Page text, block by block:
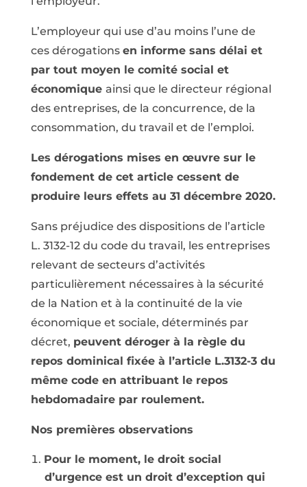
L’employeur qui use d’au moins l’une de
ces dérogations en informe sans délai et
par tout moyen le comité social et
économique ainsi que le directeur régional
des entreprises, de la concurrence, de la
consommation, du travail et de l’emploi.
Les dérogations mises en œuvre sur le
fondement de cet article cessent de
produire leurs effets au 31 décembre 2020.
Sans préjudice des dispositions de l’article
L. 3132-12 du code du travail, les entreprises
relevant de secteurs d’activités
particulièrement nécessaires à la sécurité
de la Nation et à la continuité de la vie
économique et sociale, déterminés par
décret, peuvent déroger à la règle du
repos dominical fixée à l’article L.3132-3 du
même code en attribuant le repos
hebdomadaire par roulement.
Nos premières observations
Pour le moment, le droit social
d’urgence est un droit d’exception qui